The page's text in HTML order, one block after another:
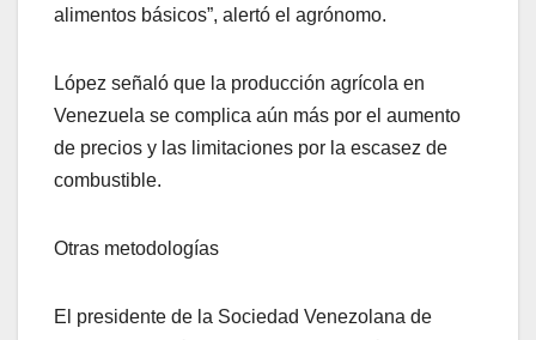
alimentos básicos”, alertó el agrónomo.
López señaló que la producción agrícola en
Venezuela se complica aún más por el aumento
de precios y las limitaciones por la escasez de
combustible.
Otras metodologías
El presidente de la Sociedad Venezolana de